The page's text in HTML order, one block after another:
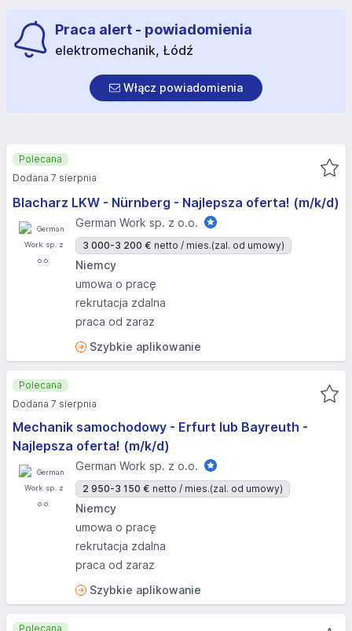
Praca alert - powiadomienia
elektromechanik, Łódź
Włącz powiadomienia
Blacharz LKW - Nürnberg - Najlepsza oferta! (m/k/d)
German Work sp. z o.o.
3 000-3 200 € netto / mies.(zal. od umowy)
Niemcy
umowa o pracę
rekrutacja zdalna
praca od zaraz
Szybkie aplikowanie
Polecana
Dodana 7 sierpnia
Mechanik samochodowy - Erfurt lub Bayreuth -
Najlepsza oferta! (m/k/d)
German Work sp. z o.o.
2 950-3 150 € netto / mies.(zal. od umowy)
Niemcy
umowa o pracę
rekrutacja zdalna
praca od zaraz
Szybkie aplikowanie
Polecana
Dodana 7 sierpnia
Polecana